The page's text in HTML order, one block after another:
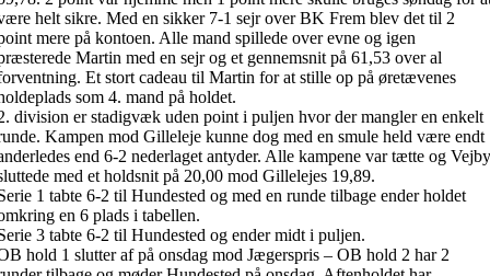
helt sikre. Med en sikker 7-1 sejr over BK Frem blev det til 2
mere på kontoen. Alle mand spillede over evne og igen
Martin med en sejr og et gennemsnit på 61,53 over al
Et stort cadeau til Martin for at stille op på øretævenes
som 4. mand på holdet.
division er stadigvæk uden point i puljen hvor der mangler en enkelt
Kampen mod Gilleleje kunne dog med en smule held være endt
end 6-2 nederlaget antyder. Alle kampene var tætte og
med et holdsnit på 20,00 mod Gillelejes 19,89.
1 tabte 6-2 til Hundested og med en runde tilbage ender holdet
en 6 plads i tabellen.
3 tabte 6-2 til Hundested og ender midt i puljen.
hold 1 slutter af på onsdag mod Jægerspris – OB hold 2 har 2